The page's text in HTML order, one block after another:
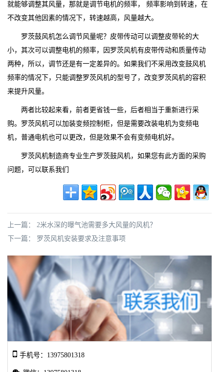
就能够调整其风量，那就是调节电机的频率， 频率影响到转速，在
不改变其他因素的情况下，转速越高，风量越大。
罗茨鼓风机怎么调节风量呢？皮带传动可以调整皮带轮的大
小，其次可以调整电机的频率，因罗茨风机有皮带传动和质量传动
两种，所以，调节还是有一定差异的。如果我们不采用改变鼓风机
频率的情况下，只能调整罗茨风机的型号了，改变罗茨风机的容积
来提升风量。
两者比较起来看，前者更省钱一些，后者相当于重新进行采
购。罗茨风机可以加装变频控制柜，但是需要改装电机为变频电
机，普通电机也可以更改，但是效果不会有变频电机好。
罗茨风机制造商专业生产罗茨鼓风机，如果您有此方面的采购
问题，可以联系我们
上一篇：
2米水深的曝气池需要多大风量的风机？
下一篇：
罗茨风机安装要求及注意事项
手机号：13975801318